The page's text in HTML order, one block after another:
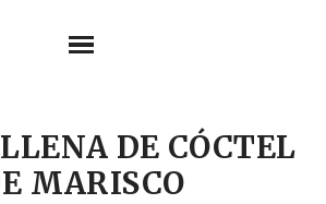
DE CÓCTEL
MARISCO